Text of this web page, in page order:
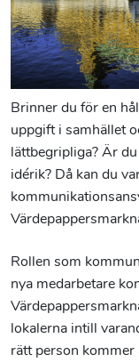
Brinner du för en
uppgift i samhället
lättbegripliga? Är
idérik? Då kan du
Rollen som
nya medarbetare
lokalerna intill
rätt person